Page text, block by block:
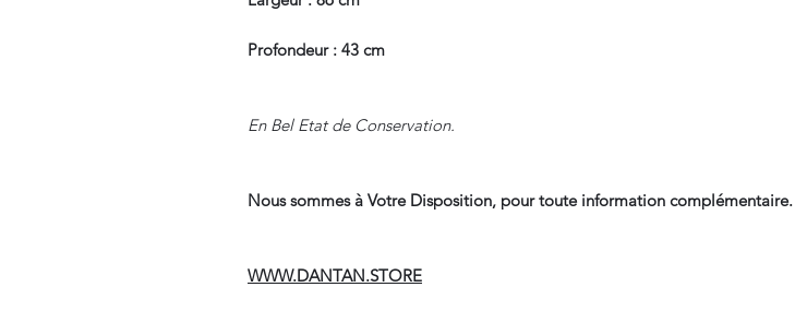
Profondeur : 43 cm
En Bel Etat de Conservation.
Nous sommes à Votre Disposition, pour toute information complémentaire.
WWW.DANTAN.STORE